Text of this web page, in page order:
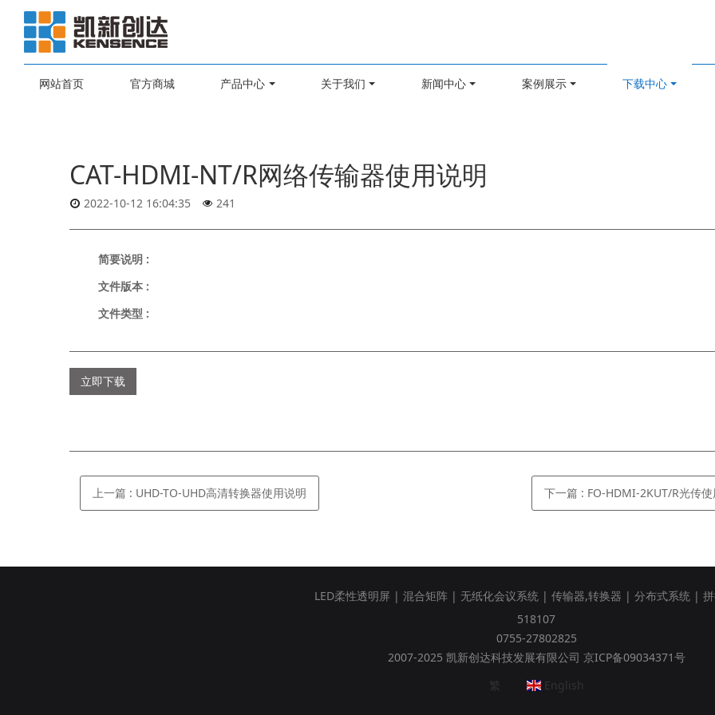
网站首页 官方商城 产品中心 关于我们 新闻中心 案例展示 下载中心
CAT-HDMI-NT/R网络传输器使用说明
2022-10-12 16:04:35 241
简要说明 :
文件版本 :
文件类型 :
立即下载
上一篇 : UHD-TO-UHD高清转换器使用说明 下一篇 : FO-HDMI-2KUT/R光传
LED柔性透明屏 | 混合矩阵| 无纸化会议系统| 传输器,转换器 | 分布式系统|
518107
0755-27802825
2007-2025 凯新创达科技发展有限公司 京ICP备09034371号
繁
English